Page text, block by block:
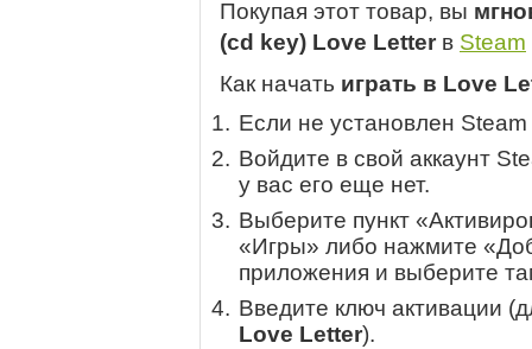
Покупая этот товар, вы
(cd key) Love Letter в Steam
Как начать играть в Love
Если не установлен
Войдите в свой аккаунт
у вас его еще нет.
Выберите пункт
«Игры» либо нажмите
приложения и выберите
Введите ключ активации
Love Letter).